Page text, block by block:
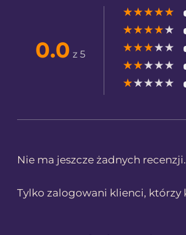
0.0 z 5
★★★★★
★★★★★
★★★★★
★★★★★
★★★★★
Nie ma jeszcze żadnych recenzji.
Tylko zalogowani klienci,